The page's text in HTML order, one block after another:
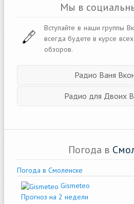
Мы в
Вступайте в наши группы
всегда будете в курсе
обзоров.
Радио Ваня
Радио для Двоих
Погода в
Погода в Смоленске
Gismeteo
Прогноз на 2 недели